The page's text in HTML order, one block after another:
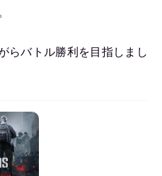
らバトル勝利を目指しまし